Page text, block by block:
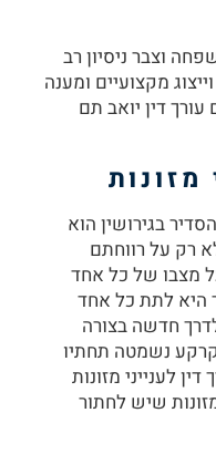
וצבר ניסיון רב
מקצועיים ומענה
דין יואב תם
מזונות
בגירושין הוא
רק על רווחתם
מצבו של כל אחד
היא לתת כל אחד
חדשה בצורה
נשמטה תחתיו
דין לענייני מזונות
שיש לחתור